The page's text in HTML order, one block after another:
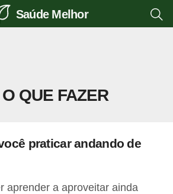
Saúde Melhor
QUE FAZER
praticar andando de
aprender a aproveitar ainda